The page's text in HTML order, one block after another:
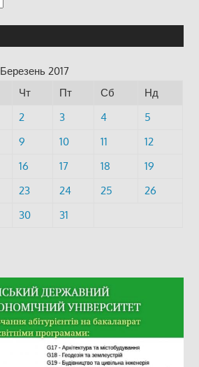
Березень 2017
Чт Пт Сб
Нд
2 3 4
5
9 10 11
12
16 17 18
19
23 24 25
26
30 31